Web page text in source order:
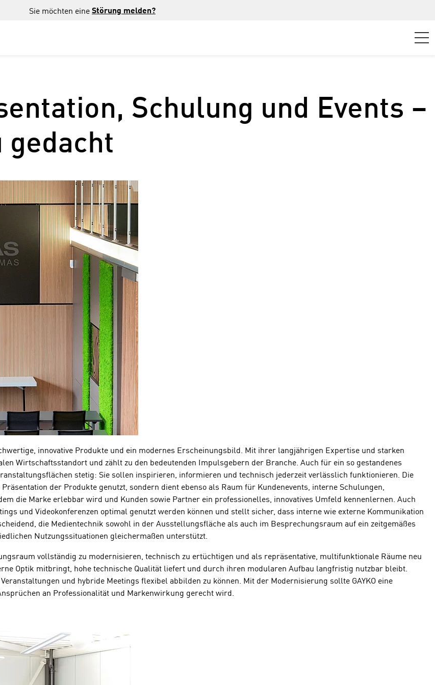
Sie möchten eineStörung melden?
Schulung und Events –
innovative Produkte und ein modernes Erscheinungsbild. Mit ihrer langjährigen Expertise und starken
Wirtschaftsstandort und zählt zu den bedeutenden Impulsgebern der Branche. Auch für ein so gestandenes
stetig: Sie sollen inspirieren, informieren und technisch jederzeit verlässlich funktionieren. Die
der Produkte genutzt, sondern dient ebenso als Raum für Kundenevents, interne Schulungen,
die Marke erlebbar wird und Kunden sowie Partner ein professionelles, innovatives Umfeld kennenlernen. Auch
und Videokonferenzen optimal genutzt werden können und stellt sicher, dass interne wie externe Kommunikation
die Medientechnik sowohl in der Ausstellungsfläche als auch im Besprechungsraum auf ein zeitgemäßes
Nutzungssituationen gleichermaßen unterstützt.
vollständig zu modernisieren, technisch zu ertüchtigen und als repräsentative, multifunktionale Räume neu
Optik mitbringt, hohe technische Qualität liefert und durch ihren modularen Aufbau langfristig nutzbar bleibt.
und hybride Meetings flexibel abbilden zu können. Mit der Modernisierung sollte GAYKO eine
an Professionalität und Markenwirkung gerecht wird.